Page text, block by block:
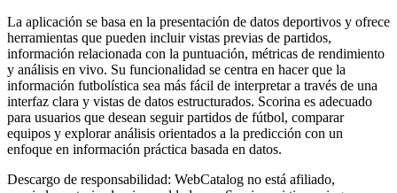
La aplicación se basa en la presentación de datos deportivos y ofrece
herramientas que pueden incluir vistas previas de partidos,
información relacionada con la puntuación, métricas de rendimiento
y análisis en vivo. Su funcionalidad se centra en hacer que la
información futbolística sea más fácil de interpretar a través de una
interfaz clara y vistas de datos estructurados. Scorina es adecuado
para usuarios que desean seguir partidos de fútbol, ​​comparar
equipos y explorar análisis orientados a la predicción con un
enfoque en información práctica basada en datos.
Descargo de responsabilidad: WebCatalog no está afiliado,